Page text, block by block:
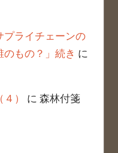
ライチェーンの
もの？」続き に
）
に 森林付箋